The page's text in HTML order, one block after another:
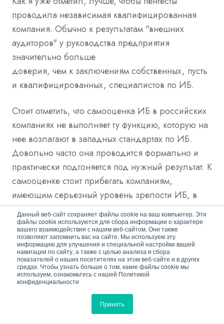
Данный веб-сайт сохраняет файлы cookie на ваш компьютер. Эти
файлы cookie используются для сбора информации о характере
вашего взаимодействия с нашим веб-сайтом. Они также
позволяют запомнить вас на сайте. Мы используем эту
информацию для улучшения и специальной настройки вашей
навигации по сайту, а также с целью анализа и сбора
показателей о наших посетителях на этом веб-сайте и в других
средах. Чтобы узнать больше о том, какие файлы cookie мы
используем, ознакомьтесь с нашей Политикой
конфиденциальности
Принять
проводила независимая квалифицированная
компания. Обычно к результатам "внешних
аудиторов" у руководства предприятия
значительно больше
доверия, чем к заключениям собственных, пусть
и квалифицированных, специалистов по ИБ.
Стоит отметить, что самооценка ИБ в российских
компаниях не выполняет ту функцию, которую на
нее возлагают в западных стандартах по ИБ.
Довольно часто она проводится формально и
практически подгоняется под нужный результат. К
самооценке стоит прибегать компаниям,
имеющим серьезный уровень зрелости ИБ, в
качестве подготовительного шага к проведению
внешней независимой оценки.
Опубликовано в журнале "Системы
безопасности" №1/2021
подавления дронов